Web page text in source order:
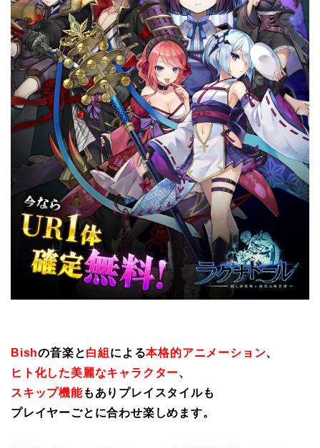
Bishの音楽と白組 による本格的アニメーション、
ヒト化した美麗なキャラクター、
スキップ機能もありプレイスタイルも
プレイヤーごとに合わせ楽しめます。